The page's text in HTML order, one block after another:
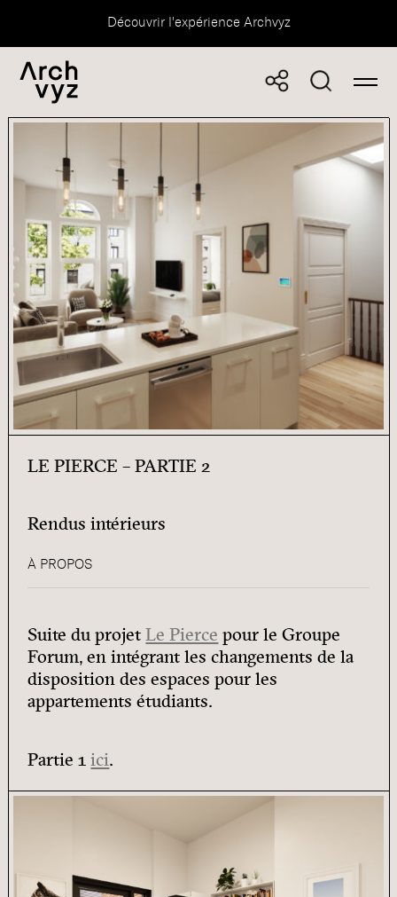
Découvrir l'expérience Archvyz
LE PIERCE – PARTIE 2
Rendus intérieurs
À PROPOS
Suite du projetLe Pierce pour le Groupe
Forum, en intégrant les changements de la
disposition des espaces pour les
appartements étudiants.
Partie 1ici.